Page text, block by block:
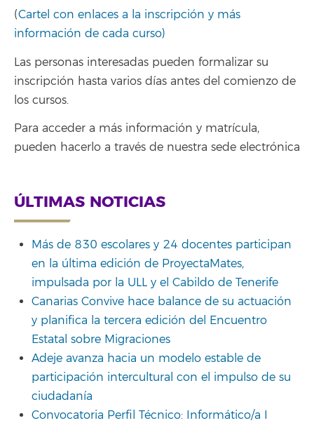
(Cartel con enlaces a la inscripción y más
información de cada curso)
Las personas interesadas pueden formalizar su
inscripción hasta varios días antes del comienzo de
los cursos.
Para acceder a más información y matrícula,
pueden hacerlo a través de nuestra sede electrónica
ÚLTIMAS NOTICIAS
Más de 830 escolares y 24 docentes participan
en la última edición de ProyectaMates,
impulsada por la ULL y el Cabildo de Tenerife
Canarias Convive hace balance de su actuación
y planifica la tercera edición del Encuentro
Estatal sobre Migraciones
Adeje avanza hacia un modelo estable de
participación intercultural con el impulso de su
ciudadanía
Convocatoria Perfil Técnico: Informático/a I